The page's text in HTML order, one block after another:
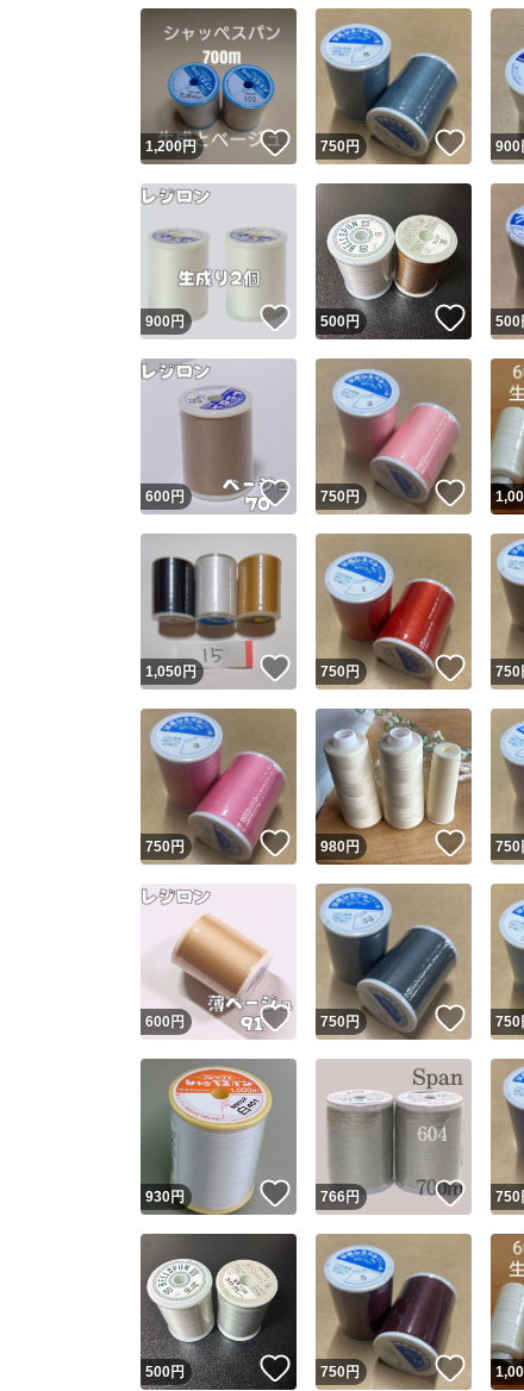
Yahoo!
安心取
安
取引実
取
他
スピー
※このバ
ス
ス
安
1,200円 いいね！
750円 いい900
900円 いいね！
500円 いい500
600円 いいね！
750円 いい
1,050円 いいね！
750円 いい750
750円 いいね！
980円 いい750
600 円 いいね！
750円 いい750
930円 いいね！
766円 いい750
500円 いいね！
750円 いい